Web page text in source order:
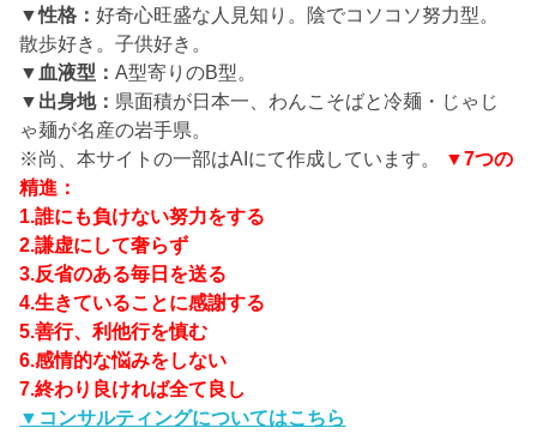
▼性格：好奇心旺盛な人見知り。陰でコソコソ努力型。
散歩好き。子供好き。
▼血液型：A型寄りのB型。
▼出身地： 県面積が日本一、わんこそばと冷麺・じゃじ
ゃ麺が名産の岩手県。
※尚、本サイトの一部はAIにて作成しています。
▼7つの
精進：
1.誰にも負けない努力をする
2.謙虚にして奢らず
3.反省のある毎日を送る
4.生きていることに感謝する
5.善行、利他行を慎む
6.感情的な悩みをしない
7.終わり良ければ全て良し
▼コンサルティングについてはこちら